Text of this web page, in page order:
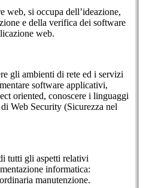
web, si occupa dell’ideazione,
e della verifica dei software
web.
gli ambienti di rete ed i servizi
software applicativi,
oriented, conoscere i linguaggi
Web Security (Sicurezza nel
tutti gli aspetti relativi
informatica:
manutenzione.